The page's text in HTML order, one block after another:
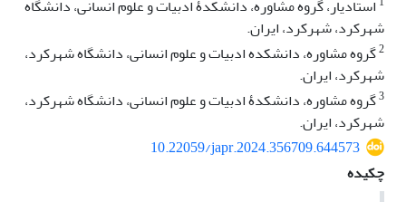
استادیار، گروه مشاوره، دانشکدۀ ادبیات و علوم انسانی، دانشگاه
شهرکرد، شهرکرد، ایران.
2گروه مشاوره، دانشکده ادبیات و علوم انسانی، دانشگاه شهرکرد،
شهرکرد، ایران.
3گروه مشاوره، دانشکدۀ ادبیات و علوم انسانی، دانشگاه شهرکرد،
شهرکرد، ایران.
10.22059/japr.2024.356709.644573
چکیده